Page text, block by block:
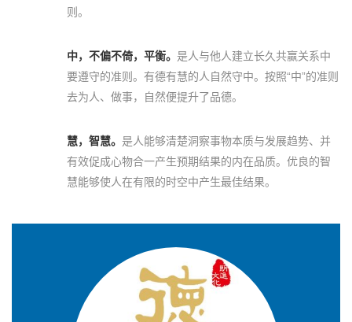
则。
中，不偏不倚，平衡。 是人与他人建立长久共赢关系中
要遵守的准则。有德有慧的人自然守中。按照“中”的准则
去为人、做事，自然便提升了品德。
慧，智慧。 是人能够清楚洞察事物本质与发展趋势、并
有效促成心物合一产生预期结果的内在品质。优良的智
慧能够使人在有限的时空中产生最佳结果。